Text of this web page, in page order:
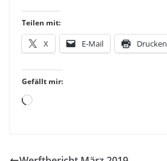
Teilen mit:
X E-Mail Drucken
Gefällt mir:
Loading…